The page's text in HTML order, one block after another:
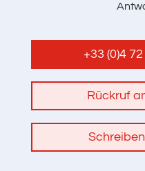
+33 (0)4
Rückruf